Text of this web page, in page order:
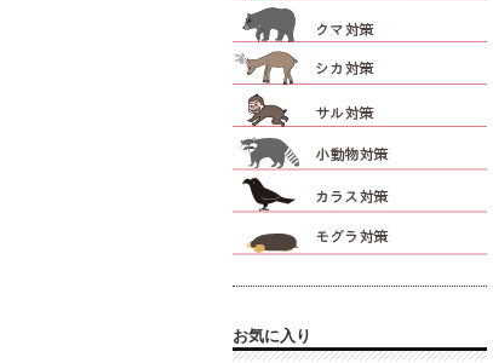
お気に入り